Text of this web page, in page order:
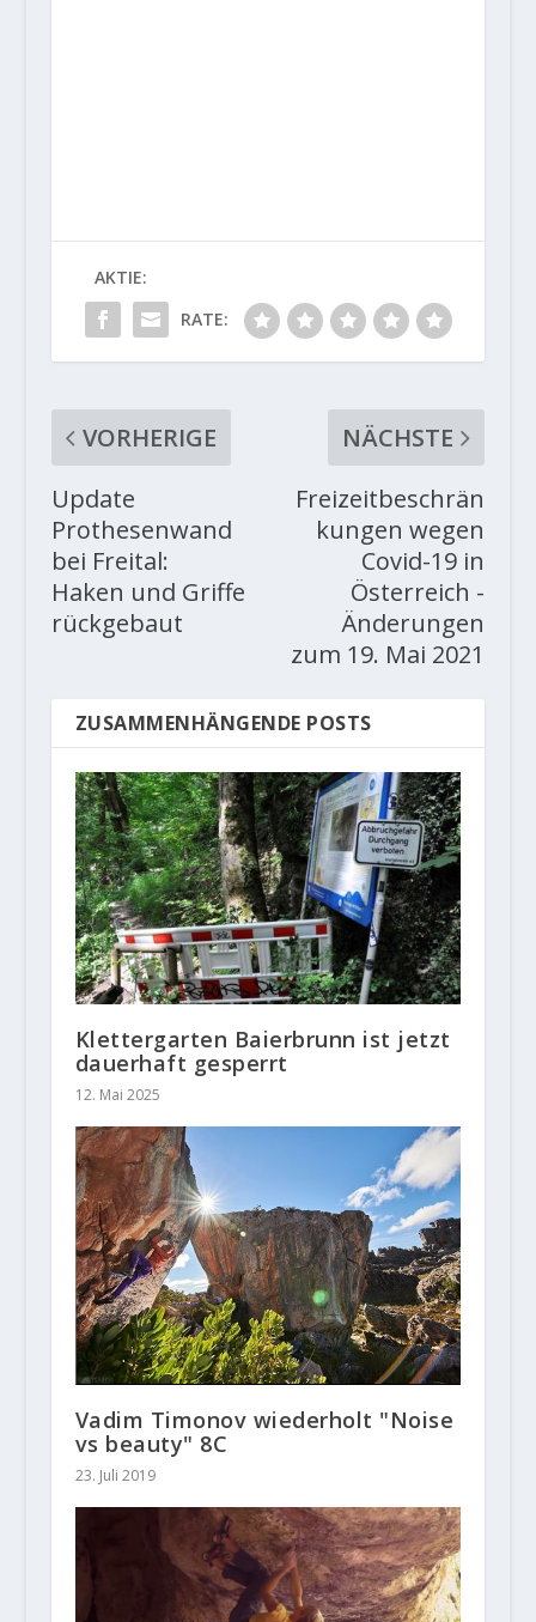
AKTIE:
RATE:
VORHERIGE
Update
Prothesenwand
bei Freital:
Haken und Griffe
rückgebaut
NÄCHSTE
Freizeitbeschrän
kungen wegen
Covid-19 in
Österreich -
Änderungen
zum 19. Mai 2021
ZUSAMMENHÄNGENDE POSTS
Klettergarten Baierbrunn ist jetzt
dauerhaft gesperrt
12. Mai 2025
Vadim Timonov wiederholt "Noise
vs beauty" 8C
23. Juli 2019